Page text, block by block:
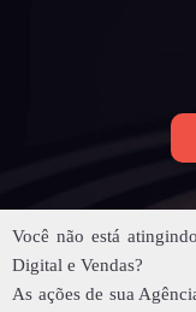
Você não está
Digital e Vendas?
As ações de sua